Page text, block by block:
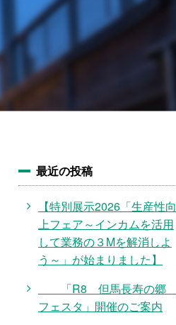
最近の投稿
【特別展示2026「生産性向
上フェア～インカムを活用
して業務の３Mを解消しよ
う～」が始まりました】
「R8 但馬長寿の郷
フェスタ」開催のご案内